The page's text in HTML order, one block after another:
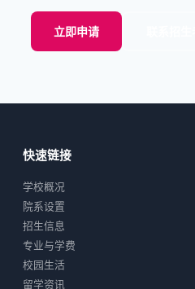
立即申请
快速链接
学校概况
院系设置
招生信息
专业与学费
校园生活
留学资讯